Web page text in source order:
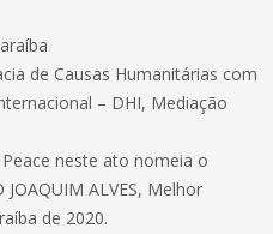
de Causas Humanitárias com
– DHI, Mediação
neste ato nomeia o
ALVES, Melhor
de 2020.